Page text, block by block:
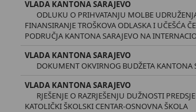
VLADA KANTONA SARAJEVO
ODLUKU O PRIHVATANJU MOLBE
FINANSIRANJE TROŠKOVA ODLASKA I UČEŠĆA
PODRUČJA KANTONA SARAJEVO NA
VLADA KANTONA SARAJEVO
DOKUMENT OKVIRNOG BUDŽETA KANTONA
VLADA KANTONA SARAJEVO
RJEŠENJE O RAZRJEŠENJU DUŽNOSTI
KATOLIČKI ŠKOLSKI CENTAR-OSNOVNA ŠKOLA